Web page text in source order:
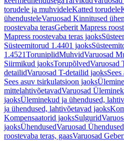
torudele ja muhvideleKatted torudele
ühendusteleVaruosad Kinnitused
roostevaba terasGeberit Mapress
Mapress roostevaba teras jaoks
Süsteemitorud 1.4401 jaoks
1.4521ToruniplidMuhvidVaruosad
Siirmikud jaoksTorupõlvedVaruosad
detailidVaruosad T-detailid jaoks
Sees asuv tsirkulatsioon jaoks
mittelahtivõetavadVaruosad
jaoksÜleminekud ja ühendused,
ja ühendused, lahtivõetavad jaoks
Kompensaatorid jaoksSulgurid
jaoksÜhendusedVaruosad
roostevaba teras, gaasVaruosad